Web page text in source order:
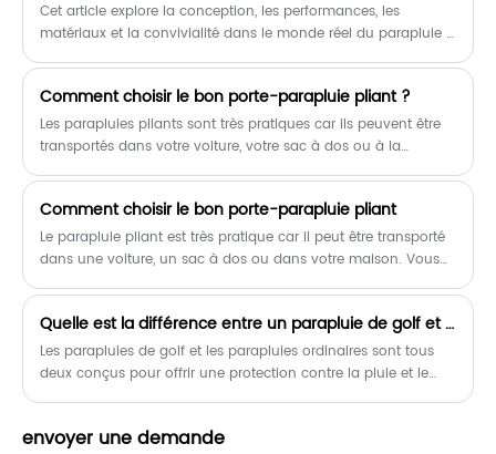
Cet article explore la conception, les performances, les
matériaux et la convivialité dans le monde réel du parapluie à
Fengyuan. Il met en évidence les avantages structurels, les
avantages ergonomiques, les scénarios d'application et les
considérations d'achat tout en intégrant des informations
Comment choisir le bon porte-parapluie pliant ?
Les parapluies pliants sont très pratiques car ils peuvent être
transportés dans votre voiture, votre sac à dos ou à la
Comment choisir le bon porte-parapluie pliant
Le parapluie pliant est très pratique car il peut être transporté
dans une voiture, un sac à dos ou dans votre maison. Vous
Quelle est la différence entre un parapluie de golf et un parapluie ordinaire ?
Les parapluies de golf et les parapluies ordinaires sont tous
deux conçus pour offrir une protection contre la pluie et le
envoyer une demande